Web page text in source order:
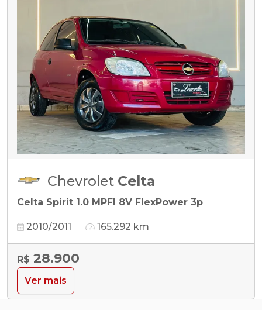
Chevrolet Celta
Celta Spirit 1.0 MPFI 8V FlexPower 3p
2010/2011 165.292 km
R$ 28.900
Ver mais